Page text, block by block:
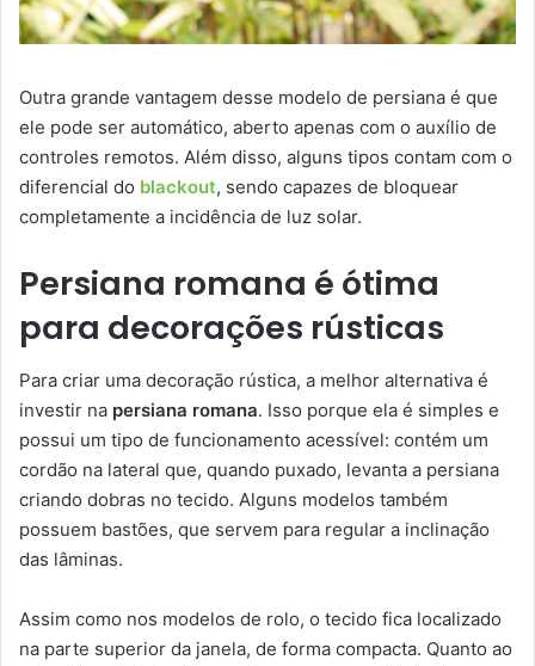
Outra grande vantagem desse modelo de persiana é que
ele pode ser automático, aberto apenas com o auxílio de
controles remotos. Além disso, alguns tipos contam com o
diferencial do blackout, sendo capazes de bloquear
completamente a incidência de luz solar.
Persiana romana é ótima
para decorações rústicas
Para criar uma decoração rústica, a melhor alternativa é
investir na persiana romana. Isso porque ela é simples e
possui um tipo de funcionamento acessível: contém um
cordão na lateral que, quando puxado, levanta a persiana
criando dobras no tecido. Alguns modelos também
possuem bastões, que servem para regular a inclinação
das lâminas.
Assim como nos modelos de rolo, o tecido fica localizado
na parte superior da janela, de forma compacta. Quanto ao